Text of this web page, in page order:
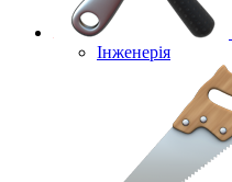
Інженерія